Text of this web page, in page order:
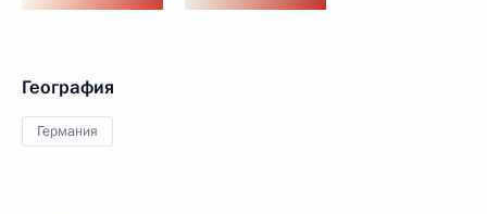
География
Германия